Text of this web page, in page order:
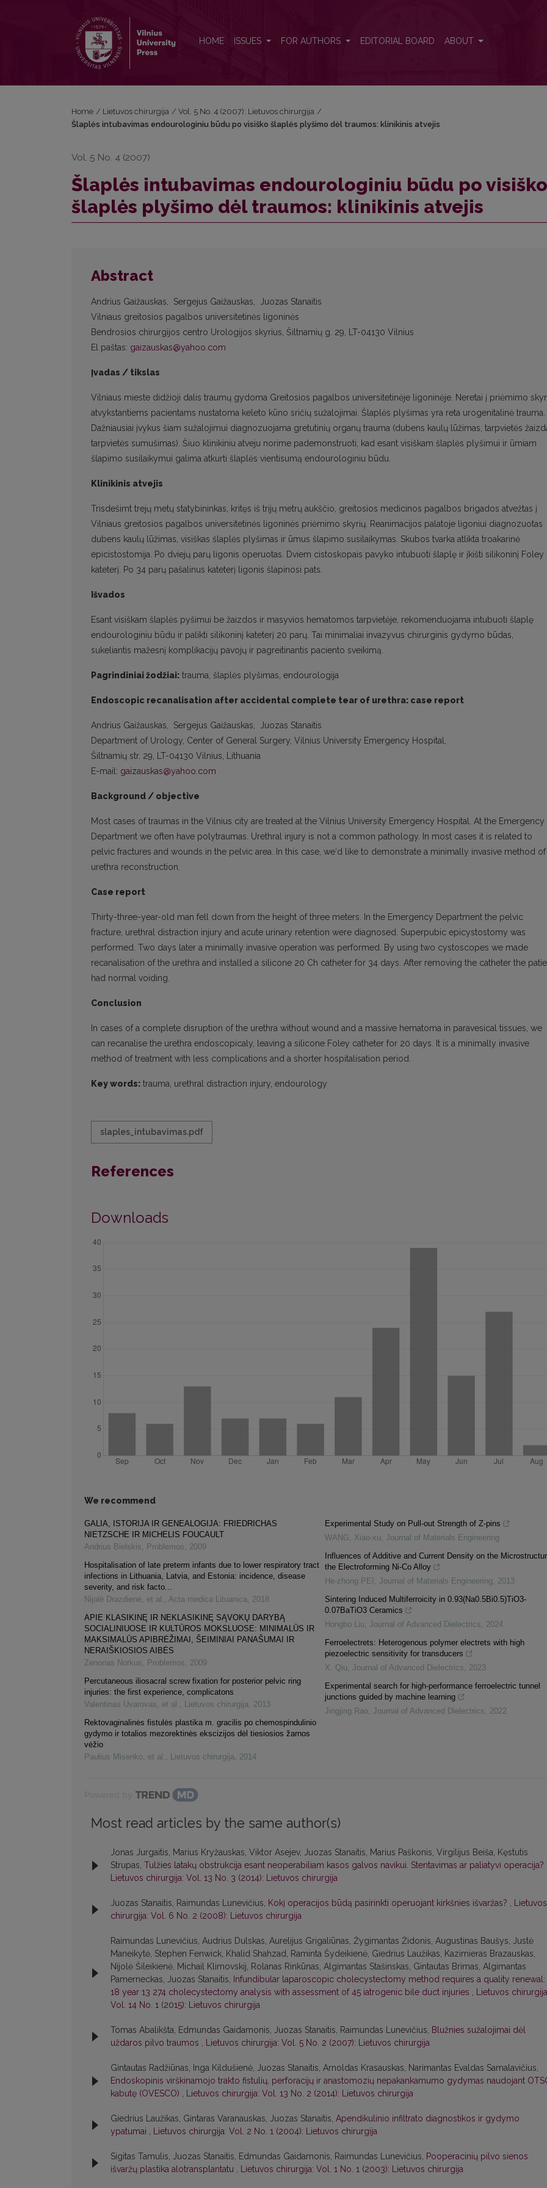
HOME ISSUES FOR AUTHORS EDITORIAL BOARD ABOUT
Home / Lietuvos chirurgija / Vol. 5 No. 4 (2007): Lietuvos chirurgija /
Šlaplės intubavimas endourologiniu būdu po visiško šlaplės plyšimo dėl traumos: klinikinis atvejis
Vol. 5 No. 4 (2007)
Šlaplės intubavimas endourologiniu būdu po visiško
šlaplės plyšimo dėl traumos: klinikinis atvejis
Abstract
Andrius Gaižauskas, Sergejus Gaižauskas, Juozas Stanaitis
Vilniaus greitosios pagalbos universitetinės ligoninės
Bendrosios chirurgijos centro Urologijos skyrius, Šiltnamių g. 29, LT-04130 Vilnius
El paštas: gaizauskas@yahoo.com
Įvadas / tikslas
Vilniaus mieste didžioji dalis traumų gydoma Greitosios pagalbos universitetinėje ligoninėje. Neretai į priėmimo
atvykstantiems pacientams nustatoma keleto kūno sričių sužalojimai. Šlaplės plyšimas yra reta urogenitalinė trauma.
Dažniausiai įvykus šiam sužalojimui diagnozuojama gretutinių organų trauma (dubens kaulų lūžimas, tarpvietės
tarpvietės sumušimas). Šiuo klinikiniu atveju norime pademonstruoti, kad esant visiškam šlaplės plyšimui ir ūmiam
šlapimo susilaikymui galima atkurti šlaplės vientisumą endourologiniu būdu.
Klinikinis atvejis
Trisdešimt trejų metų statybininkas, kritęs iš trijų metrų aukščio, greitosios medicinos pagalbos brigados atvežtas į
Vilniaus greitosios pagalbos universitetinės ligoninės priėmimo skyrių. Reanimacijos palatoje ligoniui diagnozuotas
dubens kaulų lūžimas, visiškas šlaplės plyšimas ir ūmus šlapimo susilaikymas. Skubos tvarka atlikta troakarinė
epicistostomija. Po dviejų parų ligonis operuotas. Dviem cistoskopais pavyko intubuoti šlaplę ir įkišti silikoninį Foley
kateterį. Po 34 parų pašalinus kateterį ligonis šlapinosi pats.
Išvados
Esant visiškam šlaplės pyšimui be žaizdos ir masyvios hematomos tarpvietėje, rekomenduojama intubuoti šlaplę
endourologiniu būdu ir palikti silikoninį kateterį 20 parų. Tai minimaliai invazyvus chirurginis gydymo būdas,
sukeliantis mažesnį komplikacijų pavojų ir pagreitinantis paciento sveikimą.
Pagrindiniai žodžiai: trauma, šlaplės plyšimas, endourologija
Endoscopic recanalisation after accidental complete tear of urethra: case report
Andrius Gaižauskas, Sergejus Gaižauskas, Juozas Stanaitis
Department of Urology, Center of General Surgery, Vilnius University Emergency Hospital,
Šiltnamių str. 29, LT-04130 Vilnius, Lithuania
E-mail: gaizauskas@yahoo.com
Background / objective
Most cases of traumas in the Vilnius city are treated at the Vilnius University Emergency Hospital. At the Emergency
Department we often have polytraumas. Urethral injury is not a common pathology. In most cases it is related to
pelvic fractures and wounds in the pelvic area. In this case, we‘d like to demonstrate a minimally invasive method of
urethra reconstruction.
Case report
Thirty-three-year-old man fell down from the height of three meters. In the Emergency Department the pelvic
fracture, urethral distraction injury and acute urinary retention were diagnosed. Superpubic epicystostomy was
performed. Two days later a minimally invasive operation was performed. By using two cystoscopes we made
recanalisation of the urethra and installed a silicone 20 Ch catheter for 34 days. After removing the catheter the
had normal voiding.
Conclusion
In cases of a complete disruption of the urethra without wound and a massive hematoma in paravesical tissues, we
can recanalise the urethra endoscopicaly, leaving a silicone Foley catheter for 20 days. It is a minimally invasive
method of treatment with less complications and a shorter hospitalisation period.
Key words: trauma, urethral distraction injury, endourology
slaples_intubavimas.pdf
References
Downloads
We recommend
GALIA, ISTORIJA IR GENEALOGIJA: FRIEDRICHAS
NIETZSCHE IR MICHELIS FOUCAULT
Andrius Bielskis, Problemos, 2009
Hospitalisation of late preterm infants due to lower respiratory tract
infections in Lithuania, Latvia, and Estonia: incidence, disease
severity, and risk facto...
Nijolė Drazdienė, et al. , Acta medica Lituanica, 2018
APIE KLASIKINĘ IR NEKLASIKINĘ SĄVOKŲ DARYBĄ
SOCIALINIUOSE IR KULTŪROS MOKSLUOSE: MINIMALŪS IR
MAKSIMALŪS APIBRĖŽIMAI, ŠEIMINIAI PANAŠUMAI IR
NERAIŠKIOSIOS AIBĖS
Zenonas Norkus, Problemos, 2009
Percutaneous iliosacral screw fixation for posterior pelvic ring
injuries: the first experience, complicatons
Valentinas Uvarovas, et al. , Lietuvos chirurgija, 2013
Rektovaginalinės fistulės plastika m. gracilis po chemospindulinio
gydymo ir totalios mezorektinės ekscizijos dėl tiesiosios žarnos
vėžio
Paulius Misenko, et al. , Lietuvos chirurgija, 2014
Experimental Study on Pull-out Strength of Z-pins
WANG, Xiao-xu, Journal of Materials Engineering
Influences of Additive and Current Density on the
the Electroforming Ni-Co Alloy
He-zhong PEI , Journal of Materials Engineering, 2013
Sintering Induced Multiferroicity in 0.93(Na0.5Bi0.5)TiO3-
0.07BaTiO3 Ceramics
Hongbo Liu, Journal of Advanced Dielectrics, 2024
Ferroelectrets: Heterogenous polymer electrets with high
piezoelectric sensitivity for transducers
X. Qiu, Journal of Advanced Dielectrics, 2023
Experimental search for high-performance ferroelectric tunnel
junctions guided by machine learning
Jingjing Rao, Journal of Advanced Dielectrics, 2022
Most read articles by the same author(s)
Jonas Jurgaitis, Marius Kryžauskas, Viktor Asejev, Juozas Stanaitis, Marius Paškonis, Virgilijus Beiša, Kęstutis
Strupas, Tulžies latakų obstrukcija esant neoperabiliam kasos galvos navikui. Stentavimas ar paliatyvi operacija?
Lietuvos chirurgija: Vol. 13 No. 3 (2014): Lietuvos chirurgija
Juozas Stanaitis, Raimundas Lunevičius, Kokį operacijos būdą pasirinkti operuojant kirkšnies išvaržas? , Lietuvos
chirurgija: Vol. 6 No. 2 (2008): Lietuvos chirurgija
Raimundas Lunevičius, Audrius Dulskas, Aurelijus Grigaliūnas, Žygimantas Židonis, Augustinas Baušys, Justė
Maneikytė, Stephen Fenwick, Khalid Shahzad, Raminta Šydeikienė, Giedrius Laužikas, Kazimieras Brazauskas,
Nijolė Šileikienė, Michail Klimovskij, Rolanas Rinkūnas, Algimantas Stašinskas, Gintautas Brimas, Algimantas
Pamerneckas, Juozas Stanaitis, Infundibular laparoscopic cholecystectomy method requires a quality renewal:
18 year 13 274 cholecystectomy analysis with assessment of 45 iatrogenic bile duct injuries , Lietuvos
Vol. 14 No. 1 (2015): Lietuvos chirurgija
Tomas Abalikšta, Edmundas Gaidamonis, Juozas Stanaitis, Raimundas Lunevičius, Blužnies sužalojimai dėl
uždaros pilvo traumos , Lietuvos chirurgija: Vol. 5 No. 2 (2007): Lietuvos chirurgija
Gintautas Radžiūnas, Inga Kildušienė, Juozas Stanaitis, Arnoldas Krasauskas, Narimantas Evaldas Samalavičius,
Endoskopinis virškinamojo trakto fistulių, perforacijų ir anastomozių nepakankamumo gydymas naudojant
kabutę (OVESCO) , Lietuvos chirurgija: Vol. 13 No. 2 (2014): Lietuvos chirurgija
Giedrius Laužikas, Gintaras Varanauskas, Juozas Stanaitis, Apendikulinio infiltrato diagnostikos ir gydymo
ypatumai , Lietuvos chirurgija: Vol. 2 No. 1 (2004): Lietuvos chirurgija
Sigitas Tamulis, Juozas Stanaitis, Edmundas Gaidamonis, Raimundas Lunevičius, Pooperacinių pilvo sienos
išvaržų plastika alotransplantatu , Lietuvos chirurgija: Vol. 1 No. 1 (2003): Lietuvos chirurgija